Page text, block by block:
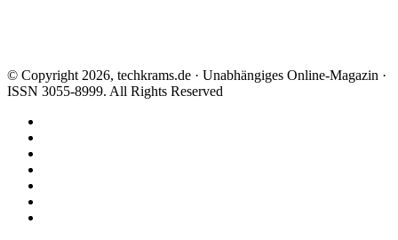
© Copyright 2026, techkrams.de · Unabhängiges Online-Magazin ·
ISSN 3055-8999. All Rights Reserved